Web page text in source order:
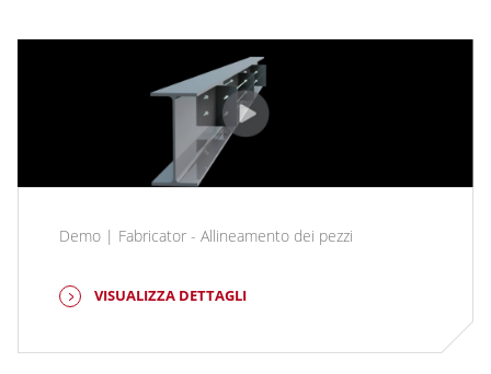
Demo | Fabricator - Allineamento dei pezzi
VISUALIZZA DETTAGLI